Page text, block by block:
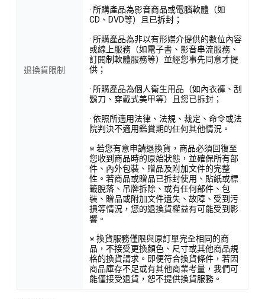
退換貨限制
· 所購產品為影音商品或電腦軟體（如
CD、DVD等）且已拆封；
· 所購產品為非以有形媒介提供的數位內容
或線上服務（如電子書、影音串流服務、
訂閱制軟體服務等）並經您事先同意才提
供；
· 所購產品為個人衛生用品（如內衣褲、刮
鬍刀、穿戴式美甲等）且您已拆封；
· 依照所適用法律、法規、裁定、命令或法
院判決不適用鑑賞期的任何其他情況。
※ 若您有意申請退換貨，商品必須回復至
您收到商品時的原始狀態，並確保所有部
件、內外包裝、贈品及附加文件的完整
性。若商品或贈品已拆封使用、貼紙或標
籤脫落、吊牌拆除、或有任何部件、包
裝、贈品或附加文件遺失、故障、受到污
損等情況，您的退換貨權益有可能受到影
響。
※ 換貨服務僅限與原訂單完全相同的商
品，不接受更換顏色、尺寸或其他商品規
格的換貨請求。即便符合換貨條件，若因
商品庫存不足或有其他商業考量，我們可
能僅接受退貨，恕不提供換貨服務。